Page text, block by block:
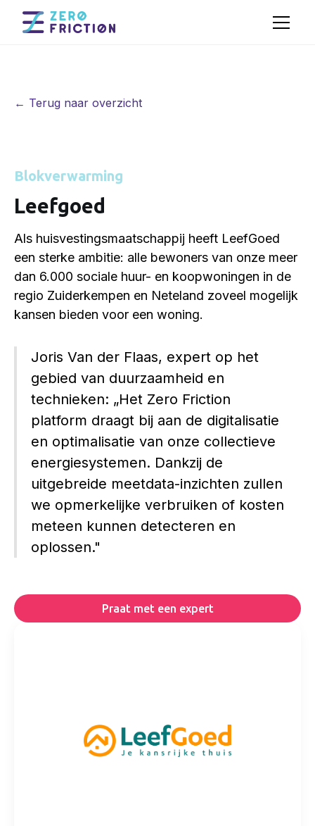
← Terug naar overzicht
Blokverwarming
Leefgoed
Als huisvestingsmaatschappij heeft LeefGoed
een sterke ambitie: alle bewoners van onze meer
dan 6.000 sociale huur- en koopwoningen in de
regio Zuiderkempen en Neteland zoveel mogelijk
kansen bieden voor een woning.
Joris Van der Flaas, expert op het
gebied van duurzaamheid en
technieken: „Het Zero Friction
platform draagt bij aan de digitalisatie
en optimalisatie van onze collectieve
energiesystemen. Dankzij de
uitgebreide meetdata-inzichten zullen
we opmerkelijke verbruiken of kosten
meteen kunnen detecteren en
oplossen."
Praat met een expert